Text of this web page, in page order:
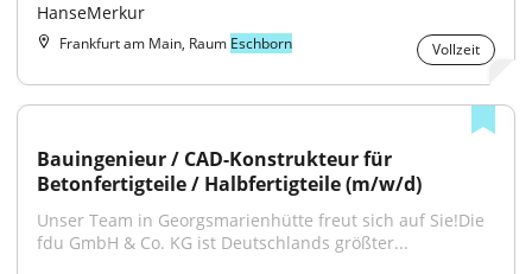
HanseMerkur
Frankfurt am Main, Raum Eschborn Vollzeit
Bauingenieur / CAD-Konstrukteur für
Betonfertigteile / Halbfertigteile (m/w/d)
Unser Team in Georgsmarienhütte freut sich auf Sie!Die
fdu GmbH & Co. KG ist Deutschlands größter...